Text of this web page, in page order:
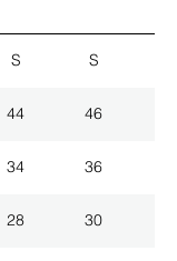
S S
44 46
34 36
28 30